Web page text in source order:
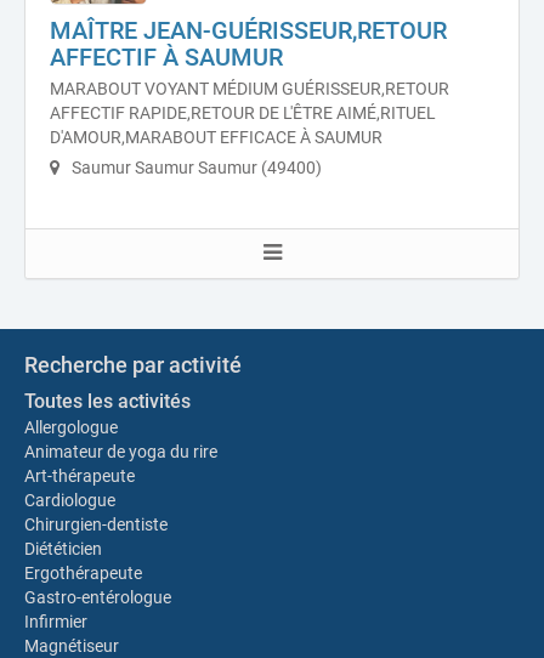
MAÎTRE JEAN-GUÉRISSEUR,RETOUR
AFFECTIF À SAUMUR
MARABOUT VOYANT MÉDIUM GUÉRISSEUR,RETOUR
AFFECTIF RAPIDE,RETOUR DE L'ÊTRE AIMÉ,RITUEL
D'AMOUR,MARABOUT EFFICACE À SAUMUR
Saumur Saumur Saumur (49400)
Recherche par activité
Toutes les activités
Allergologue
Animateur de yoga du rire
Art-thérapeute
Cardiologue
Chirurgien-dentiste
Diététicien
Ergothérapeute
Gastro-entérologue
Infirmier
Magnétiseur